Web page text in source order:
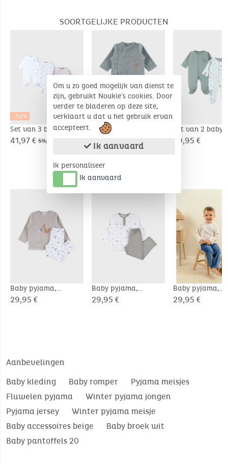
SOORTGELIJKE PRODUCTEN
-30%
Set van 3 baby
pyjama’s, jersey
41,97 € 59,95 €
Baby pyjama,
Set van 2 baby
pyjama’s,
39,95 €
COMPLEMENTAIRE PRODUCTEN
Baby pyjama,
bedrukt velours
29,95 €
Baby pyjama,
bedrukte jersey
29,95 €
Baby pyjama,
bedrukt velours
29,95 €
Aanbevelingen
Baby kleding
Baby romper
Pyjama meisjes
Fluwelen pyjama
Winter pyjama jongen
Pyjama jersey
Winter pyjama meisje
Baby accessoires beige
Baby broek wit
Baby pantoffels 20
Om u zo goed mogelijk van dienst te
zijn, gebruikt Noukie's cookies. Door
verder te bladeren op deze site,
verklaart u dat u het gebruik ervan
accepteert.
Ik aanvaard
Ik personaliseer
Ik aanvaard